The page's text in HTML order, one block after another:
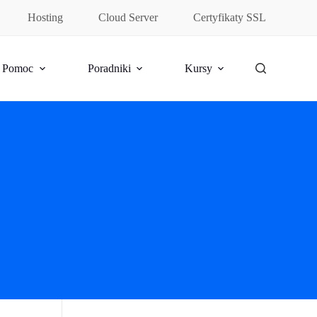
Hosting Cloud Server Certyfikaty SSL
Pomoc Poradniki Kursy